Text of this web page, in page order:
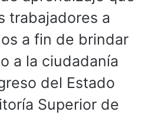
trabajadores a
a fin de brindar
a la ciudadanía
del Estado
Superior de